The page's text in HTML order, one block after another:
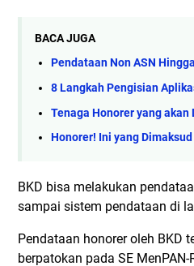
BACA JUGA
Pendataan Non ASN
8 Langkah Pengisian
Tenaga Honorer yang
Honorer! Ini yang
BKD bisa melakukan
sampai sistem pendataan di
Pendataan honorer oleh BKD
berpatokan pada SE